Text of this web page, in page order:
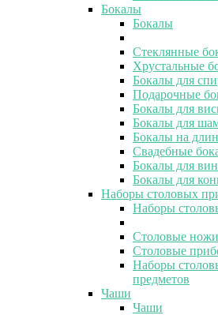
Бокалы
Бокалы
Стеклянные
Хрустальные
Бокалы для
Подарочные
Бокалы для
Бокалы для
Бокалы на
Свадебные
Бокалы для
Бокалы для
Наборы столовых
Наборы
Столовые ножи
Столовые
Наборы
предметов
Чаши
Чаши